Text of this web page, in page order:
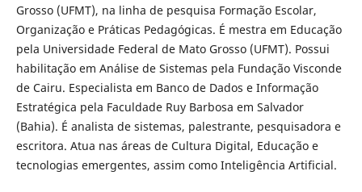
Grosso (UFMT), na linha de pesquisa Formação Escolar,
Organização e Práticas Pedagógicas. É mestra em Educação
pela Universidade Federal de Mato Grosso (UFMT). Possui
habilitação em Análise de Sistemas pela Fundação Visconde
de Cairu. Especialista em Banco de Dados e Informação
Estratégica pela Faculdade Ruy Barbosa em Salvador
(Bahia). É analista de sistemas, palestrante, pesquisadora e
escritora. Atua nas áreas de Cultura Digital, Educação e
tecnologias emergentes, assim como Inteligência Artificial.